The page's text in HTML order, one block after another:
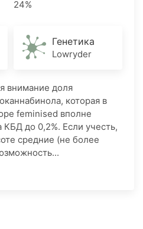
24%
Генетика
Lowryder
внимание доля
которая в
feminised вполне
КБД до 0,2%. Если учесть,
средние (не более